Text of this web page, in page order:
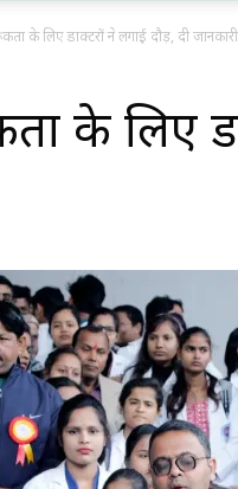
के लिए डाक्टरों ने लगाई दौड़, दी जानकारी
के लिए